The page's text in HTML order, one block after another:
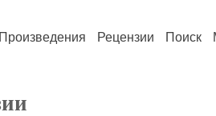
Произведения Рецензии Поиск